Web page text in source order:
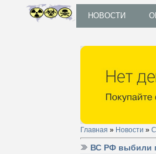
НОВОСТИ
Главная » Новости »
ВС РФ выбили